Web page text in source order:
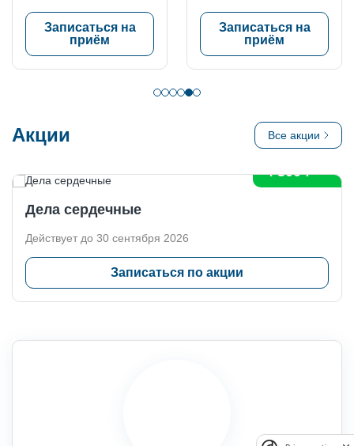
Записаться на
приём
Записаться на
приём
Акции Все акции
скидка 20%
4 300 ₽
Дела сердечные
Действует до 30 сентября 2026
Записаться по акции